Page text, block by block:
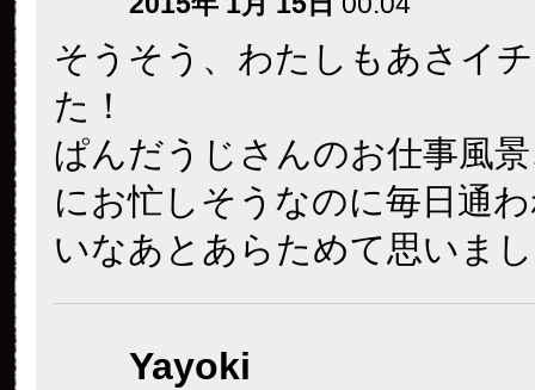
そうそう、わたしもあさイ
た！
ぱんだうじさんのお仕事風
にお忙しそうなのに毎日通
いなあとあらためて思いま
Yayoki